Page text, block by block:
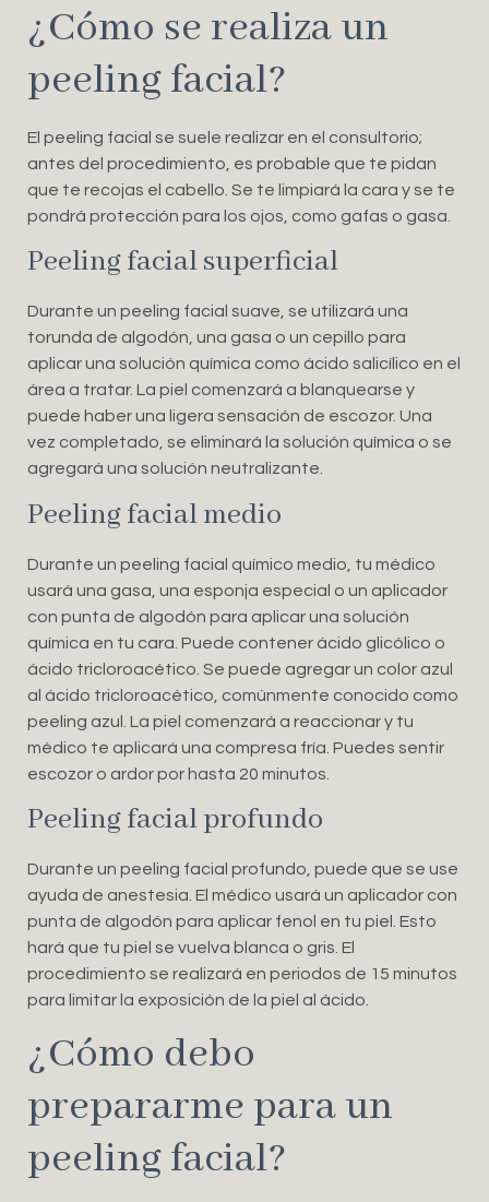
¿Cómo se realiza un
peeling facial?
El peeling facial se suele realizar en el consultorio;
antes del procedimiento, es probable que te pidan
que te recojas el cabello. Se te limpiará la cara y se te
pondrá protección para los ojos, como gafas o gasa.
Peeling facial superficial
Durante un peeling facial suave, se utilizará una
torunda de algodón, una gasa o un cepillo para
aplicar una solución química como ácido salicílico en el
área a tratar. La piel comenzará a blanquearse y
puede haber una ligera sensación de escozor. Una
vez completado, se eliminará la solución química o se
agregará una solución neutralizante.
Peeling facial medio
Durante un peeling facial químico medio, tu médico
usará una gasa, una esponja especial o un aplicador
con punta de algodón para aplicar una solución
química en tu cara. Puede contener ácido glicólico o
ácido tricloroacético. Se puede agregar un color azul
al ácido tricloroacético, comúnmente conocido como
peeling azul. La piel comenzará a reaccionar y tu
médico te aplicará una compresa fría. Puedes sentir
escozor o ardor por hasta 20 minutos.
Peeling facial profundo
Durante un peeling facial profundo, puede que se use
ayuda de anestesia. El médico usará un aplicador con
punta de algodón para aplicar fenol en tu piel. Esto
hará que tu piel se vuelva blanca o gris. El
procedimiento se realizará en periodos de 15 minutos
para limitar la exposición de la piel al ácido.
¿Cómo debo
prepararme para un
peeling facial?